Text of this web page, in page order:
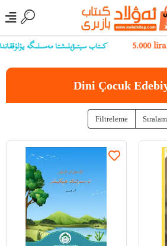
كىتاب سېتىۋېلىشتا مەسىلىگە 5.000
Dini Çocuk
Filtreleme